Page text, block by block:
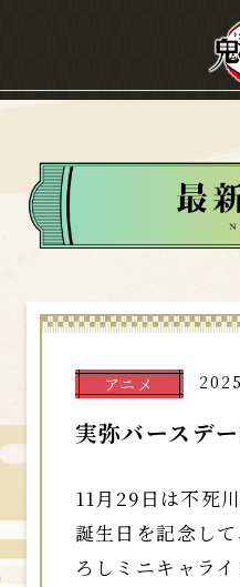
アニメ
実弥バースデ
11月29日は不死
誕生日を記念し
ろしミニキャラ